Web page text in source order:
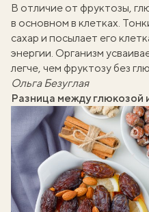
В отличие от фруктозы,
в основном в клетках.
сахар и посылает его
энергии. Организм
легче, чем фруктозу без
Ольга Безуглая
Разница между глюкозой